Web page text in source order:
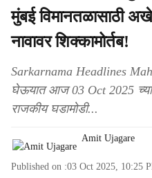
मुंबई विमानतळासाठी
नावावर शिक्कामोर्तब!
Sarkarnama Headlines
घेऊयात आज 03 Oct 2025 च्या
राजकीय घडामोडी...
Amit Ujagare
Published on :03 Oct 2025, 10:25